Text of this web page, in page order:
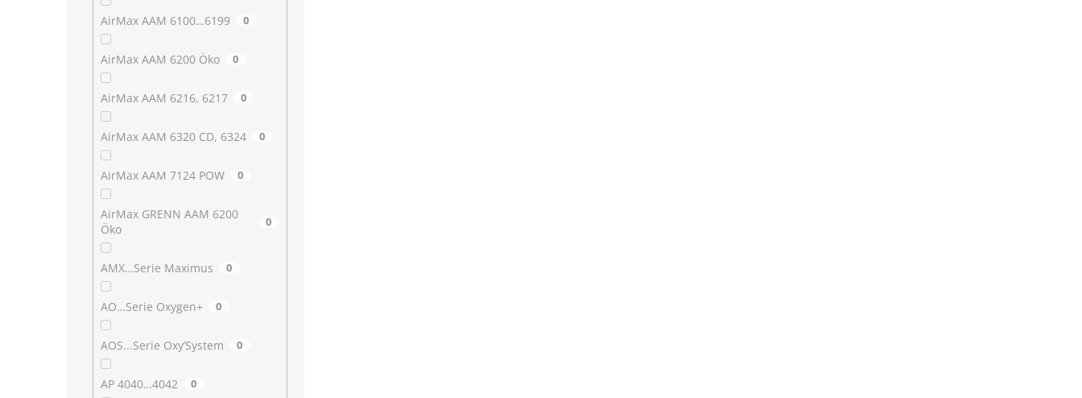
AirMax AAM 6100…6199 0
AirMax AAM 6200 Öko 0
AirMax AAM 6216, 6217 0
AirMax AAM 6320 CD, 6324 0
AirMax AAM 7124 POW 0
AirMax GRENN AAM 6200
Öko
0
AMX…Serie Maximus 0
AO…Serie Oxygen+ 0
AOS...Serie Oxy’System 0
AP 4040…4042 0